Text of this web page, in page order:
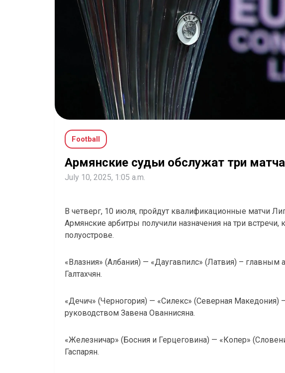
Football
Армянские судьи обслужат три
July 10, 2025, 1:05 a.m.
В четверг, 10 июля, пройдут квалификационные матчи
Армянские арбитры получили назначения на три
полуострове.
«Влазния» (Албания) — «Даугавпилс» (Латвия) – главным
Галтахчян.
«Дечич» (Черногория) — «Силекс» (Северная Македония)
руководством Завена Ованнисяна.
«Железничар» (Босния и Герцеговина) — «Копер»
Гаспарян.